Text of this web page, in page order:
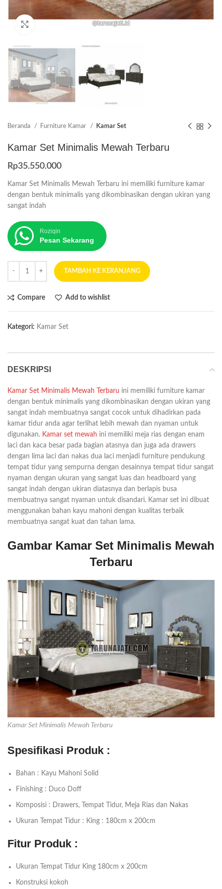
Beranda Furniture Kamar Kamar Set
Kamar Set Minimalis Mewah Terbaru
Rp35.550.000
Kamar Set Minimalis Mewah Terbaru ini memiliki furniture kamar
dengan bentuk minimalis yang dikombinasikan dengan ukiran yang
sangat indah
Roziqin
Pesan Sekarang
TAMBAH KE KERANJANG
Compare Add to wishlist
Kategori: Kamar Set
DESKRIPSI
Kamar Set Minimalis Mewah Terbaru ini memiliki furniture kamar
dengan bentuk minimalis yang dikombinasikan dengan ukiran yang
sangat indah membuatnya sangat cocok untuk dihadirkan pada
kamar tidur anda agar terlihat lebih mewah dan nyaman untuk
digunakan. Kamar set mewah ini memiliki meja rias dengan enam
laci dan kaca besar pada bagian atasnya dan juga ada drawers
dengan lima laci dan nakas dua laci menjadi furniture pendukung
tempat tidur yang sempurna dengan desainnya tempat tidur sangat
nyaman dengan ukuran yang sangat luas dan headboard yang
sangat indah dengan ukiran diatasnya dan berlapis busa
membuatnya sangat nyaman untuk disandari. Kamar set ini dibuat
menggunakan bahan kayu mahoni dengan kualitas terbaik
membuatnya sangat kuat dan tahan lama.
Gambar Kamar Set Minimalis Mewah
Terbaru
Kamar Set Minimalis Mewah Terbaru
Spesifikasi Produk :
Bahan : Kayu Mahoni Solid
Finishing : Duco Doff
Komposisi : Drawers, Tempat Tidur, Meja Rias dan Nakas
Ukuran Tempat Tidur : King : 180cm x 200cm
Fitur Produk :
Ukuran Tempat Tidur King 180cm x 200cm
Konstruksi kokoh